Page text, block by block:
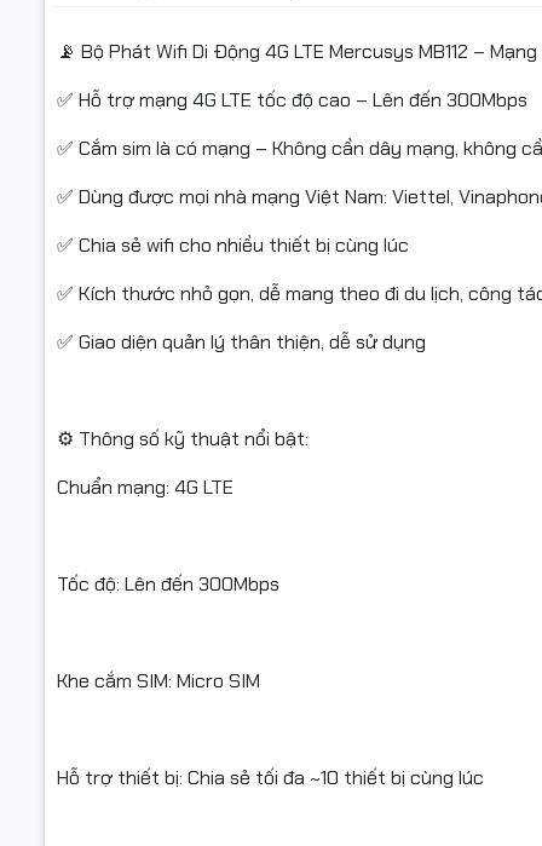
📡 Bộ Phát Wifi Di Động 4G LTE Mercusys MB112 –
✅ Hỗ trợ mạng 4G LTE tốc độ cao – Lên đến 300Mbps
✅ Cắm sim là có mạng – Không cần dây mạng, không
✅ Dùng được mọi nhà mạng Việt Nam: Viettel,
✅ Chia sẻ wifi cho nhiều thiết bị cùng lúc
✅ Kích thước nhỏ gọn, dễ mang theo đi du lịch, công
✅ Giao diện quản lý thân thiện, dễ sử dụng
⚙️ Thông số kỹ thuật nổi bật:
Chuẩn mạng: 4G LTE
Tốc độ: Lên đến 300Mbps
Khe cắm SIM: Micro SIM
Hỗ trợ thiết bị: Chia sẻ tối đa ~10 thiết bị cùng lúc
Hỗ trợ
Nguồn